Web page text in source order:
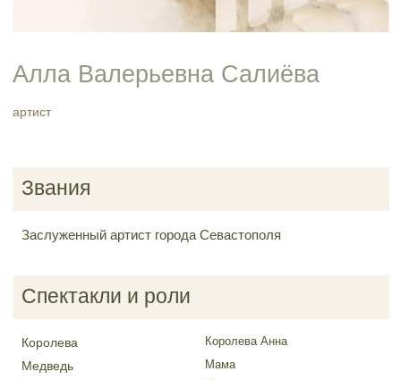
Алла Валерьевна Салиёва
артист
Звания
Заслуженный артист города Севастополя
Спектакли и роли
Королева Королева Анна
Медведь Мама